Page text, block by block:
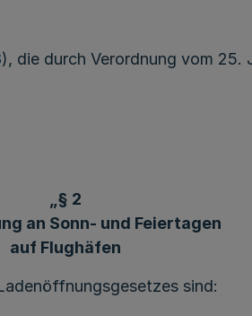
), die durch Verordnung vom 25.
„§ 2
an Sonn- und Feiertagen
auf Flughäfen
sind: